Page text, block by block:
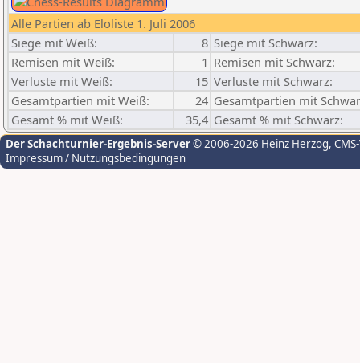
Alle Partien ab Eloliste 1. Juli 2006
Siege mit Weiß:
8 Siege mit Schwarz:
Remisen mit Weiß:
1 Remisen mit Schwarz:
Verluste mit Weiß:
15 Verluste mit Schwarz:
Gesamtpartien mit Weiß:
24 Gesamtpartien mit
Gesamt % mit Weiß:
35,4 Gesamt % mit Schwarz:
Der Schachturnier-Ergebnis-Server© 2006-2026 Heinz Herzog,
Impressum / Nutzungsbedingungen